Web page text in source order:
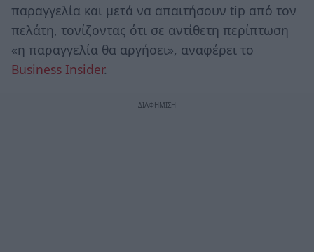
παραγγελία και μετά να απαιτήσουν tip από τον
πελάτη, τονίζοντας ότι σε αντίθετη περίπτωση
«η παραγγελία θα αργήσει», αναφέρει το
Business Insider.